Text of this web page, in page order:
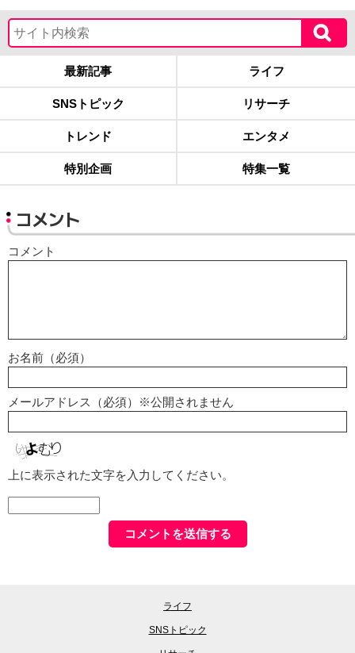
最新記事 ライフ
SNSトピック リサーチ
トレンド エンタメ
特別企画 特集一覧
コメント
コメント
お名前（必須）
メールアドレス（必須）※公開されません
上に表示された文字を入力してください。
ライフ
SNSトピック